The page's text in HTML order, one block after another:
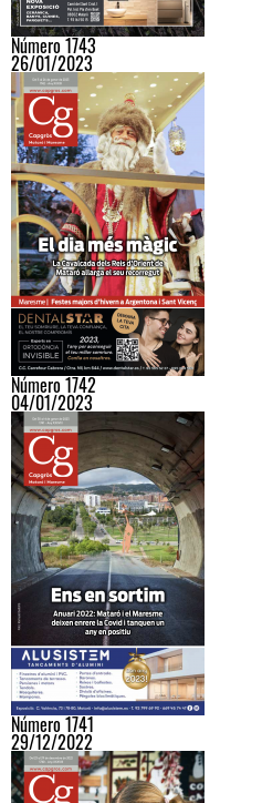
Número 1743
26/01/2023
Número 1742
04/01/2023
Número 1741
29/12/2022